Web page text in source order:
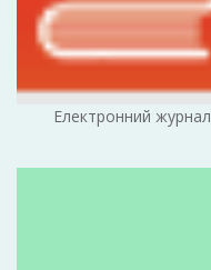
Електронний журнал